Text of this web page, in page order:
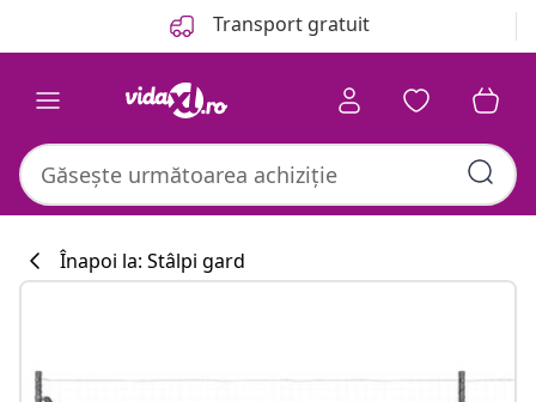
Transport gratuit
Înapoi la: Stâlpi gard